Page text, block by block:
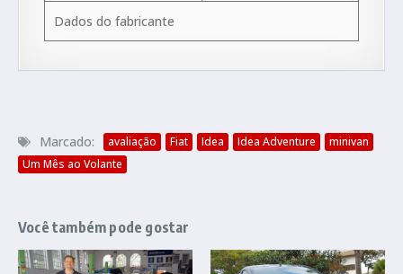
Dados do fabricante
Marcado: avaliação Fiat Idea Idea Adventure
minivan
Um Mês ao Volante
Você também pode gostar